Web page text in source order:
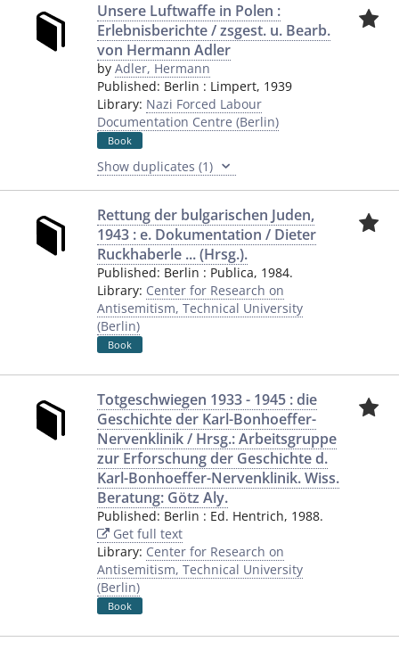
Unsere Luftwaffe in Polen :
Erlebnisberichte / zsgest. u. Bearb.
von Hermann Adler
by Adler, Hermann
Published: Berlin : Limpert, 1939
Library: Nazi Forced Labour
Documentation Centre (Berlin)
Book
Show duplicates (1)
Rettung der bulgarischen Juden,
1943 : e. Dokumentation / Dieter
Ruckhaberle ... (Hrsg.).
Published: Berlin : Publica, 1984.
Library: Center for Research on
Antisemitism, Technical University
(Berlin)
Book
Totgeschwiegen 1933 - 1945 : die
Geschichte der Karl-Bonhoeffer-
Nervenklinik / Hrsg.: Arbeitsgruppe
zur Erforschung der Geschichte d.
Karl-Bonhoeffer-Nervenklinik. Wiss.
Beratung: Götz Aly.
Published: Berlin : Ed. Hentrich, 1988.
Get full text
Library: Center for Research on
Antisemitism, Technical University
(Berlin)
Book